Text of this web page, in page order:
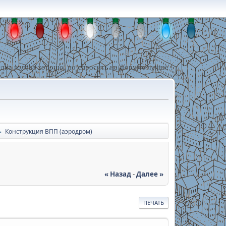
голова хорошо, но спросить на форуме лучше !
Конструкция ВПП (аэродром)
« Назад-Далее »
ПЕЧАТЬ